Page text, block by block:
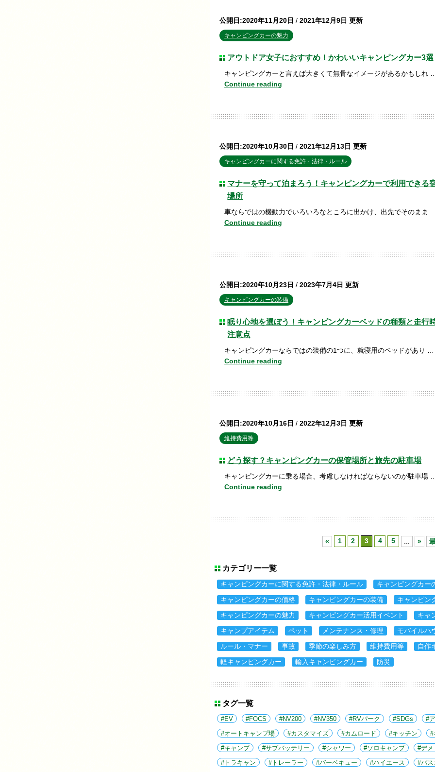
公開日:2020年11月20日 / 2021年12月9日 更新
キャンピングカーの魅力
アウトドア女子におすすめ！かわいいキャンピングカー3選
キャンピングカーと言えば大きくて無骨なイメージがあるかもしれ
Continue reading
公開日:2020年10月30日 / 2021年12月13日 更新
キャンピングカーに関する免許・法律・ルール
マナーを守って泊まろう！キャンピングカーで利用できる
場所
車ならではの機動力でいろいろなところに出かけ、出先でそのまま
Continue reading
公開日:2020年10月23日 / 2023年7月4日 更新
キャンピングカーの装備
眠り心地を選ぼう！キャンピングカーベッドの種類と走行
注意点
キャンピングカーならではの装備の1つに、就寝用のベッドがあり …
Continue reading
公開日:2020年10月16日 / 2022年12月3日 更新
維持費用等
どう探す？キャンピングカーの保管場所と旅先の駐車場
キャンピングカーに乗る場合、考慮しなければならないのが駐車場
Continue reading
« 1 2 3 4 5 »
カテゴリー一覧
キャンピングカーに関する免許・法律・ルール キャンピングカー
キャンピングカーの価格 キャンピングカーの装備 キャンピン
キャンピングカーの魅力 キャンピングカー活用イベント キャ
キャンプアイテム ペット メンテナンス・修理 モバイルハ
ルール・マナー 事故 季節の楽しみ方 維持費用等 自作
軽キャンピングカー 輸入キャンピングカー 防災
タグ一覧
EV FOCS NV200 NV350 RVパーク SDGs
オートキャンプ場 カスタマイズ カムロード キッチン
キャンプ サブバッテリー シャワー ソロキャンプ デメ
トラキャン トレーラー バーベキュー ハイエース バス